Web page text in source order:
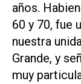
años.
60 y 70, fue
nuestra
Grande, y
muy